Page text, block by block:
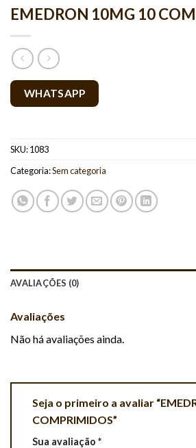
EMEDRON 10MG 10
WHATSAPP
SKU:1083
Categoria:Sem categoria
AVALIAÇÕES (0)
Avaliações
Não há avaliações ainda.
Seja o primeiro a avaliar
COMPRIMIDOS”
Sua avaliação *